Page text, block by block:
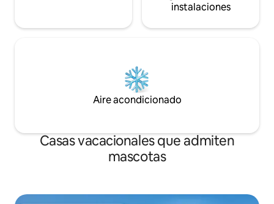
instalaciones
Aire acondicionado
Casas vacacionales que admiten
mascotas